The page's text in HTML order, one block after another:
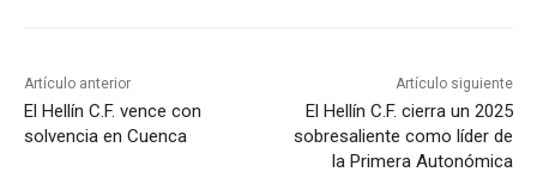
Artículo anterior
El Hellín C.F. vence con
solvencia en Cuenca
Artículo siguiente
El Hellín C.F. cierra un 2025
sobresaliente como líder de
la Primera Autonómica